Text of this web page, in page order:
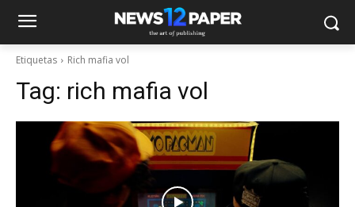
Etiquetas Rich mafia vol
Tag: rich mafia vol